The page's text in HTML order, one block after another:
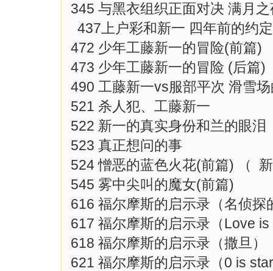
345 与黑衣组织正面对决 满月
437上户彩和新一 四年前的
472 少年工藤新一的冒险(
473 少年工藤新一的冒险 (
490 工藤新一vs服部平次 滑
521 杀人犯、工藤新一
522 新一的真实身份和兰的
523 真正想问的事
524 憎恶的蓝色火花(前篇)
545 雾中尖叫的魔女(前篇)
616 福尔摩斯的启示录（名
617 福尔摩斯的启示录（
618 福尔摩斯的启示录（撒
621 福尔摩斯的启示录（0 is